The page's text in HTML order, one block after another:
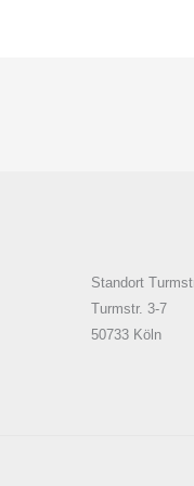
Standort
Turmstr. 3-7
50733 Köln